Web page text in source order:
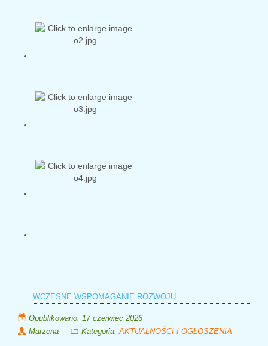
WCZESNE WSPOMAGANIE ROZWOJU
Opublikowano: 17 czerwiec 2026
Marzena
Kategoria: AKTUALNOŚCI I OGŁOSZENIA